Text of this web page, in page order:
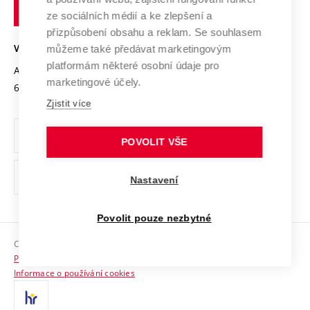
Open Science
Projekty
Projekty ze strukturálních fondů
Specifický výzkum
Mezinárodní dohody
Univerzitní sítě
Podnikavá univerzita / ContriBUTe
Bezpečná univerzita
Vyznamenání
Organizační struktura
Ochrana osobních údajů
odkaz)
Sociální bezpečí
HR Award
Kontakty
technické
VYSOKÉ UČENÍ TECHNICKÉ V BRNĚ
Antonínská 548/1
602 00 Brno
www.vut.cz
vut@vutbr.cz
Copyright © 2026 VUT
Prohlášení o přístupnosti
Informace o používání cookies
ze sociálních médií a ke zlepšení a
přizpůsobení obsahu a reklam. Se souhlasem
můžeme také předávat marketingovým
platformám některé osobní údaje pro
marketingové účely.
Zjistit více
POVOLIT VŠE
Nastavení
Povolit pouze nezbytné